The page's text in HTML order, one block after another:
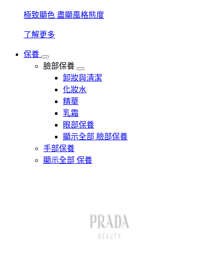
極致顯色 盡顯風格態度
了解更多
保養
臉部保養
卸妝與清潔
化妝水
精華
乳霜
眼部保養
顯示全部 臉部保養
手部保養
顯示全部 保養